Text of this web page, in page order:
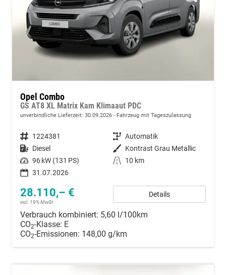
Opel Combo
GS AT8 XL Matrix Kam Klimaaut PDC
unverbindliche Lieferzeit: 30.09.2026 Fahrzeug mit Tageszulassung
Fahrzeugnummer 1224381 Getriebe Automatik
Kraftstoff Diesel Außenfarbe Kontrast Grau Metallic
Leistung 96 kW (131 PS) Kilometerstand
10 km
31.07.2026
28.110,– €
incl. 19% MwSt.
Details
Verbrauch kombiniert: 5,60 l/100km
CO2-Klasse: E
CO2-Emissionen: 148,00 g/km